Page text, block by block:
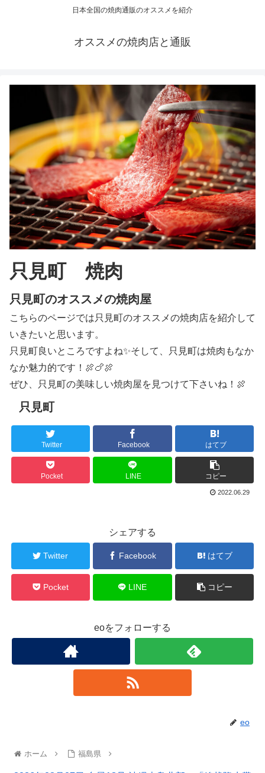
日本全国の焼肉通販のオススメを紹介
オススメの焼肉店と通販
只見町 焼肉
只見町のオススメの焼肉屋
こちらのページでは只見町のオススメの焼肉店を紹介して
いきたいと思います。
只見町良いところですよね✨そして、只見町は焼肉もなか
なか魅力的です！🍖🍗🍖
ぜひ、只見町の美味しい焼肉屋を見つけて下さいね！🍖
只見町
Twitter Facebook はてブ
Pocket LINE コピー
2022.06.29
シェアする
Twitter Facebook はてブ
Pocket LINE コピー
eoをフォローする
eo
ホーム 福島県